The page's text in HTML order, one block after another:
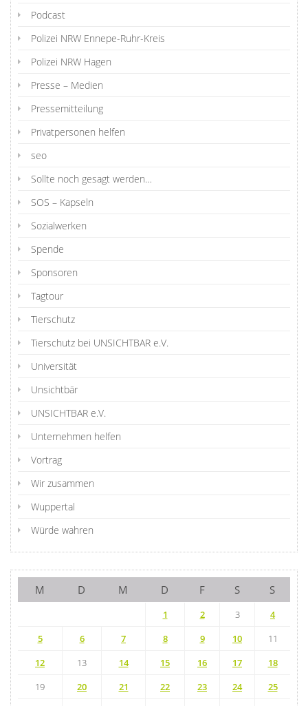
Podcast
Polizei NRW Ennepe-Ruhr-Kreis
Polizei NRW Hagen
Presse – Medien
Pressemitteilung
Privatpersonen helfen
seo
Sollte noch gesagt werden…
SOS – Kapseln
Sozialwerken
Spende
Sponsoren
Tagtour
Tierschutz
Tierschutz bei UNSICHTBAR e.V.
Universität
Unsichtbär
UNSICHTBAR e.V.
Unternehmen helfen
Vortrag
Wir zusammen
Wuppertal
Würde wahren
M D M D F S S
1 2 3
4
5
6 7 8 9 10
11
12
13 14 15 16 17
18
19
20 21 22 23 24
25